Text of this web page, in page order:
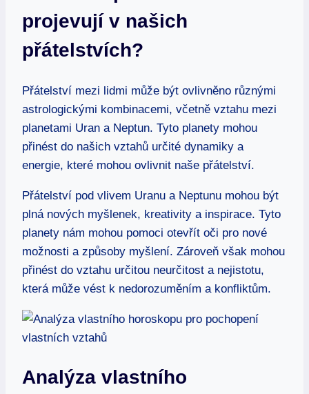
⁣projevují⁣ v ⁢našich
přátelstvích?
Přátelství⁢ mezi lidmi může​ být ovlivněno různými
astrologickými kombinacemi, včetně ​vztahu mezi
planetami Uran a‌ Neptun. Tyto planety mohou⁣
přinést ​do⁤ našich vztahů určité‌ dynamiky a
energie,​ které mohou ⁢ovlivnit naše přátelství.
Přátelství pod vlivem Uranu ‍a Neptunu⁤ mohou být
plná nových‌ myšlenek, kreativity a ⁤inspirace. Tyto
⁣planety nám mohou pomoci otevřít ⁤oči pro‌ nové​
možnosti‍ a způsoby ‍myšlení.⁤ Zároveň však mohou
‌přinést‍ do‌ vztahu určitou ⁢neurčitost a nejistotu,​
která‌ může vést k nedorozuměním a konfliktům.
Analýza vlastního